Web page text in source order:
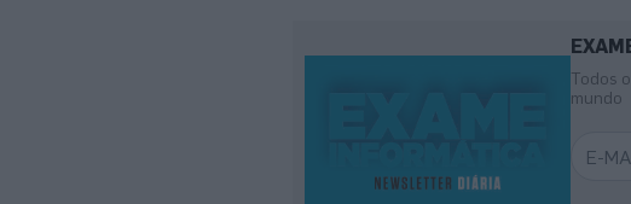
Todos
mundo